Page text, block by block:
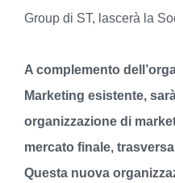
Group di ST, lascerà la
A complemento
Marketing esistente,
organizzazione di
mercato finale,
Questa nuova